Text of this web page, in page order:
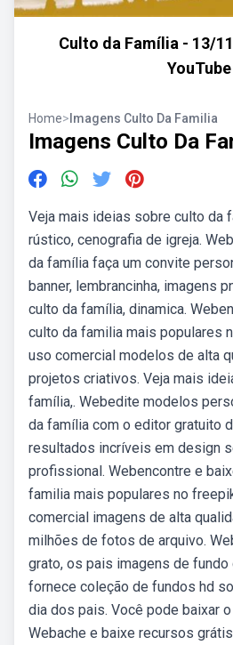
Culto da Família - 13/
YouTube
Home> Imagens Culto Da Familia
Imagens Culto Da
Veja mais ideias sobre culto da
rústico, cenografia de igreja.
da família faça um convite
banner, lembrancinha, imagens
culto da família, dinamica.
culto da familia mais populares
uso comercial modelos de alta
projetos criativos. Veja mais
família,. Webedite modelos
da família com o editor gratuito
resultados incríveis em design
profissional. Webencontre e
familia mais populares no
comercial imagens de alta
milhões de fotos de arquivo.
grato, os pais imagens de
fornece coleção de fundos hd
dia dos pais. Você pode baixar
Webache e baixe recursos